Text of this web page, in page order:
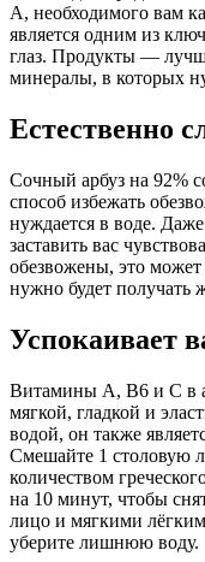
А, необходимого вам
является одним из
глаз. Продукты —
минералы, в которых
Естественно
Сочный арбуз на 92%
способ избежать
нуждается в воде.
заставить вас
обезвожены, это может
нужно будет получать
Успокаивает
Витамины А, В6 и С в
мягкой, гладкой и
водой, он также
Смешайте 1 столовую
количеством
на 10 минут, чтобы
лицо и мягкими
уберите лишнюю воду.